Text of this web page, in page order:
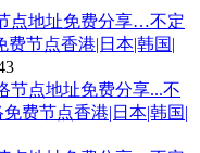
点地址免费分享…不定
节点香港|日本|韩国|